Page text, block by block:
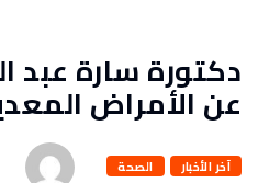
دكتورة سارة عبد
عن الأمراض
آخر الأخبار الصحة